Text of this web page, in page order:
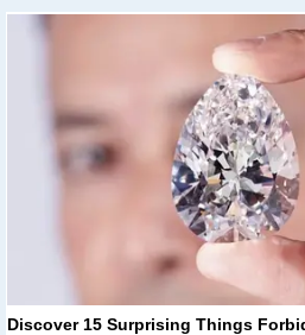
Discover 15 Surprising Things